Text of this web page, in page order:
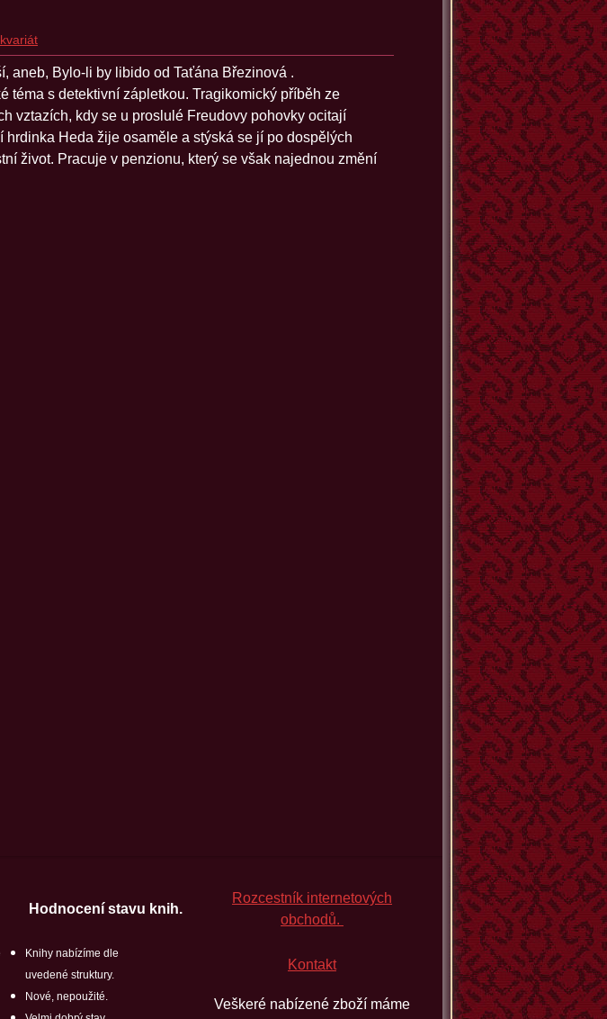
aneb, Bylo-li by libido od Taťána Březinová .
téma s detektivní zápletkou. Tragikomický příběh ze
vztazích, kdy se u proslulé Freudovy pohovky ocitají
hrdinka Heda žije osaměle a stýská se jí po dospělých
život. Pracuje v penzionu, který se však najednou změní
Hodnocení stavu knih.
Rozcestník internetových
obchodů.
Knihy nabízíme dle
uvedené struktury.
Nové, nepoužité.
Kontakt
Veškeré nabízené zboží máme